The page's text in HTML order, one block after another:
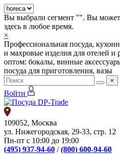
Вы выбрали сегмент "". Вы
здесь в любое время.
×
Профессиональная посуда,
и махровые изделия для отелей и
оптом: бокалы, винные
посуда для приготовления, вазы
×
Войти
109052, Москва
ул. Нижегородская, 29-33, стр. 12
Пн-пт с 10:00 до 19:00
(495) 937-94-60 /(800) 600-94-60